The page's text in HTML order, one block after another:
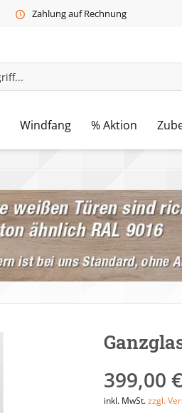
Zahlung auf Rechnung
Windfang % Aktion
399,00
inkl. MwSt.zzgl.